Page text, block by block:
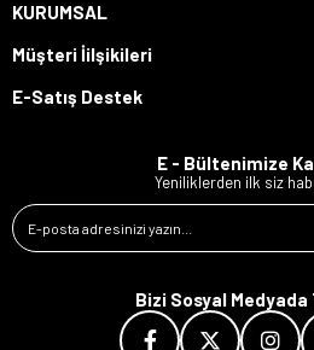
KURUMSAL
Müşteri İilşikileri
E-Satış Destek
E - Bültenimize
Yeniliklerden ilk siz
Bizi Sosyal Medyada